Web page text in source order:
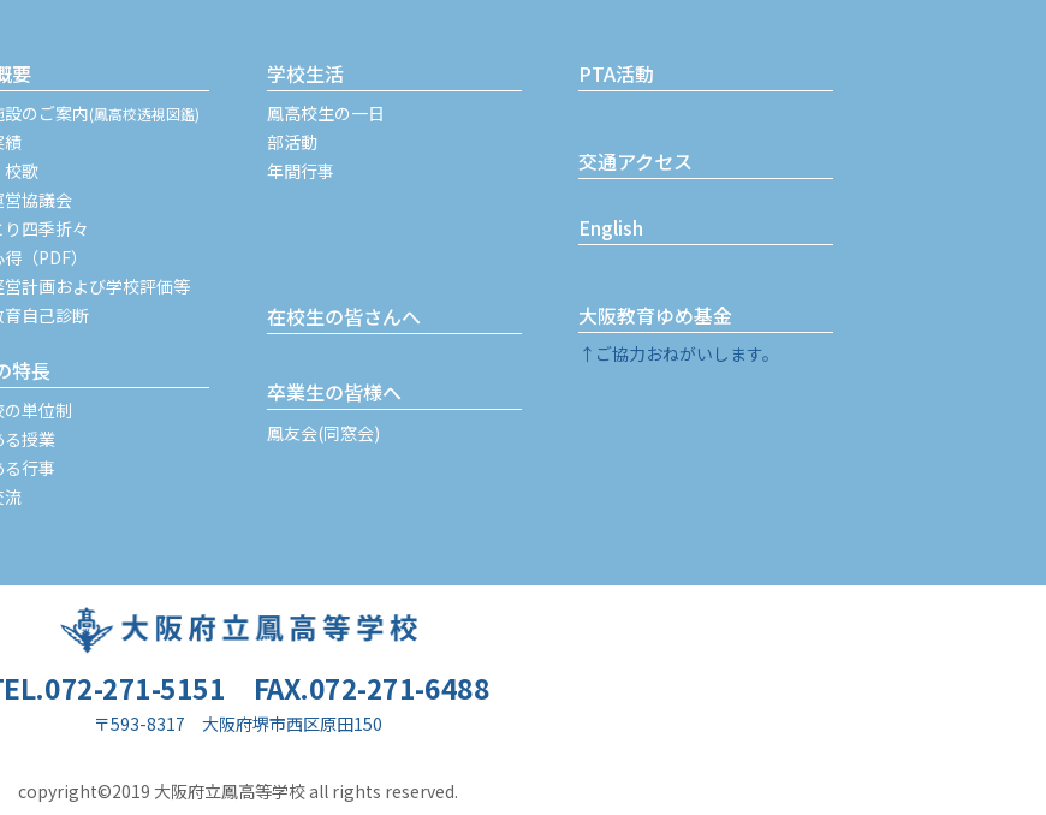
要
のご案内(鳳高校透視図鑑)
績
校歌
営協議会
り四季折々
（PDF）
営計画および学校評価等
育自己診断
特長
単位制
授業
行事
流
学校生活
鳳高校生の一日
部活動
年間行事
在校生の皆さんへ
卒業生の皆様へ
鳳友会(同窓会)
PTA活動
交通アクセス
English
大阪教育ゆめ基金
↑ご協力おねがいします。
271-5151 FAX.072-271-6488
〒593-8317 大阪府堺市西区原田150
copyright©2019 大阪府立鳳高等学校 all rights reserved.